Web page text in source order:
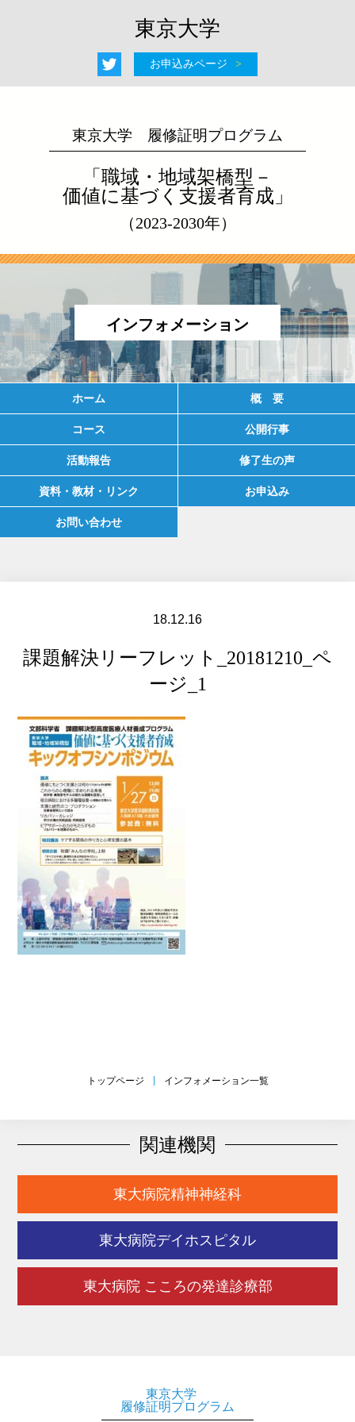
東京大学
お申込みページ
東京大学 履修証明プログラム
「職域・地域架橋型－
価値に基づく支援者育成」
（2023-2030年）
インフォメーション
ホーム 概 要
コース 公開行事
活動報告 修了生の声
資料・教材・リンク お申込み
お問い合わせ
18.12.16
課題解決リーフレット_20181210_ペ
ージ_1
トップページ インフォメーション一覧
関連機関
東大病院精神神経科
東大病院デイホスピタル
東大病院 こころの発達診療部
東京大学
履修証明プログラム